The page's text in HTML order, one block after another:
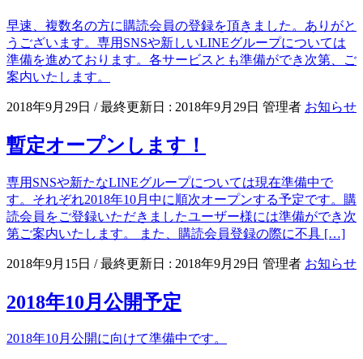
早速、複数名の方に購読会員の登録を頂きました。ありがと
うございます。専用SNSや新しいLINEグループについては
準備を進めております。各サービスとも準備ができ次第、ご
案内いたします。
2018年9月29日 / 最終更新日 : 2018年9月29日 管理者 お知らせ
暫定オープンします！
専用SNSや新たなLINEグループについては現在準備中で
す。それぞれ2018年10月中に順次オープンする予定です。購
読会員をご登録いただきましたユーザー様には準備ができ次
第ご案内いたします。 また、購読会員登録の際に不具 […]
2018年9月15日 / 最終更新日 : 2018年9月29日 管理者 お知らせ
2018年10月公開予定
2018年10月公開に向けて準備中です。